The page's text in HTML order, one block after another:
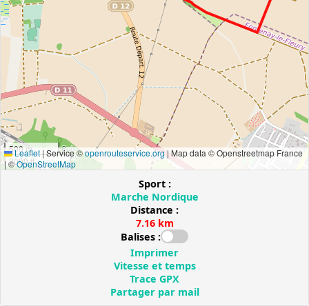
500 m
2000 ft
Leaflet|Service ©openrouteservice.org | Map data © Openstreetmap France
| ©OpenStreetMap
Sport :
Marche Nordique
Distance :
7.16 km
Balises :
Imprimer
Vitesse et temps
Trace GPX
Partager par mail